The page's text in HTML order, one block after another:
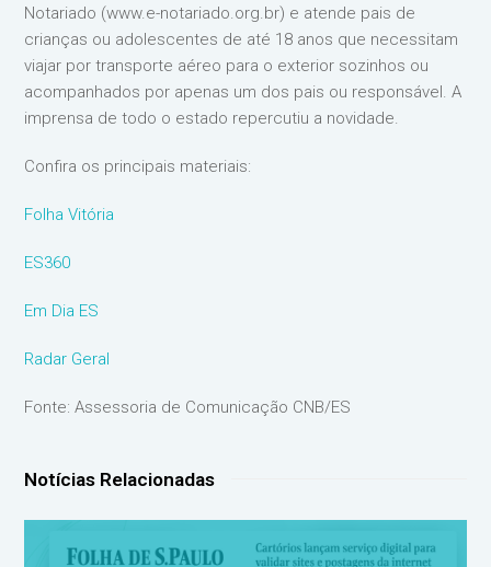
Notariado (www.e-notariado.org.br) e atende pais de
crianças ou adolescentes de até 18 anos que necessitam
viajar por transporte aéreo para o exterior sozinhos ou
acompanhados por apenas um dos pais ou responsável. A
imprensa de todo o estado repercutiu a novidade.
Confira os principais materiais:
Folha Vitória
ES360
Em Dia ES
Radar Geral
Fonte: Assessoria de Comunicação CNB/ES
Notícias Relacionadas